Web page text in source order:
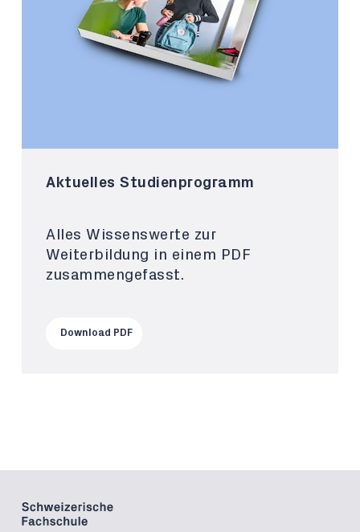
Aktuelles Studienprogramm
Alles Wissenswerte zur
Weiterbildung in einem PDF
zusammengefasst.
Download PDF